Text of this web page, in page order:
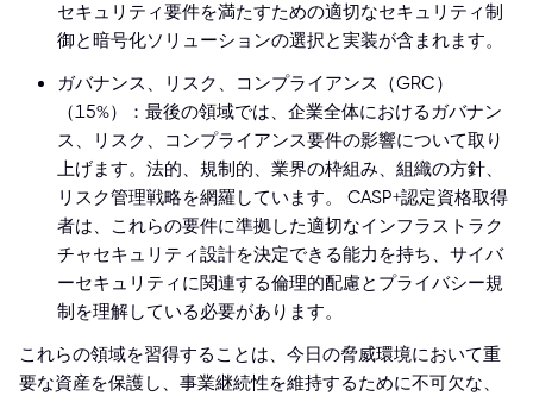
セキュリティ要件を満たすための適切なセキュリティ制
御と暗号化ソリューションの選択と実装が含まれます。
ガバナンス、リスク、コンプライアンス（GRC）
（15%）：最後の領域では、企業全体におけるガバナン
ス、リスク、コンプライアンス要件の影響について取り
上げます。法的、規制的、業界の枠組み、組織の方針、
リスク管理戦略を網羅しています。 CASP+認定資格取得
者は、これらの要件に準拠した適切なインフラストラク
チャセキュリティ設計を決定できる能力を持ち、サイバ
ーセキュリティに関連する倫理的配慮とプライバシー規
制を理解している必要があります。
これらの領域を習得することは、今日の脅威環境において重
要な資産を保護し、事業継続性を維持するために不可欠な、